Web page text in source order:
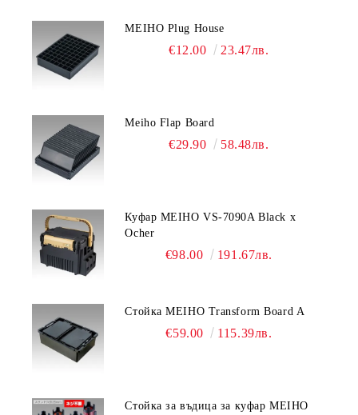
MEIHO Plug House
€12.00 23.47лв.
Meiho Flap Board
€29.90 58.48лв.
Куфар MEIHO VS-7090A Black x
Ocher
€98.00 191.67лв.
Стойка MEIHO Transform Board A
€59.00 115.39лв.
Стойка за въдица за куфар MEIHO